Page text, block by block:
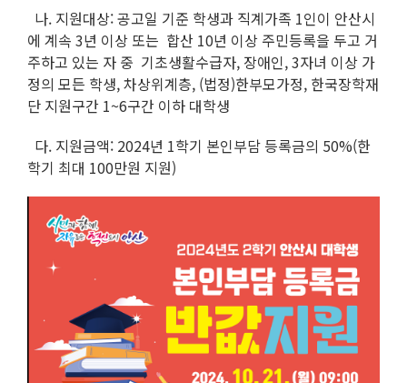
나. 지원대상: 공고일 기준 학생과 직계가족 1인이 안산시
에 계속 3년 이상 또는 합산 10년 이상 주민등록을 두고 거
주하고 있는 자 중 기초생활수급자, 장애인, 3자녀 이상 가
정의 모든 학생, 차상위계층, (법정)한부모가정, 한국장학재
단 지원구간 1~6구간 이하 대학생
다. 지원금액: 2024년 1학기 본인부담 등록금의 50%(한
학기 최대 100만원 지원)